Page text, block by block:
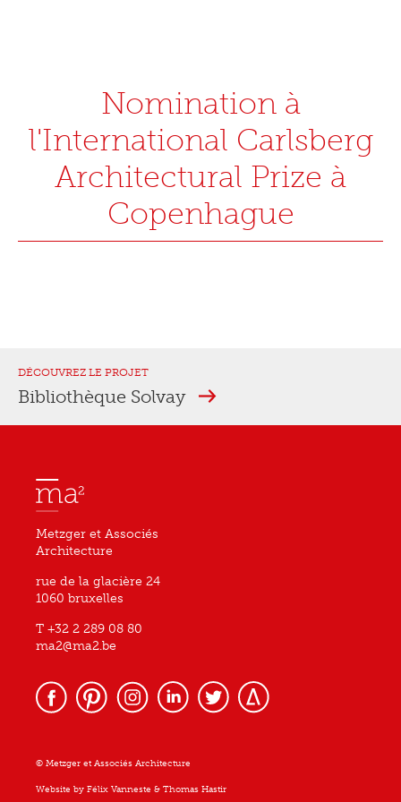
Nomination à
l'International Carlsberg
Architectural Prize à
Copenhague
DÉCOUVREZ LE PROJET
Bibliothèque Solvay
Metzger et Associés
Architecture
rue de la glacière 24
1060 bruxelles
T +32 2 289 08 80
ma2@ma2.be
© Metzger et Associés Architecture
Website by Félix Vanneste & Thomas Hastir